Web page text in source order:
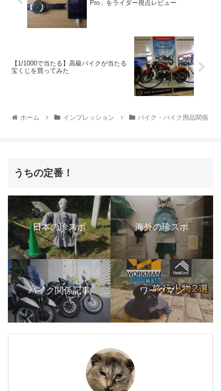
Pro」をライダー視点レビュー
【1/1000で当たる】高級バイクが当たる
宝くじを買ってみた
ホーム インプレッション バイク・バイク用品関係
うちの定番！
日本の珍スポ 海外の珍スポ
バイク関係記事 ワークマン